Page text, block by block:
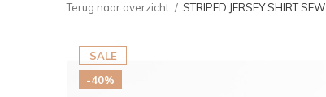
Terug naar overzicht STRIPED JERSEY SHIRT SEW
SALE
-40%